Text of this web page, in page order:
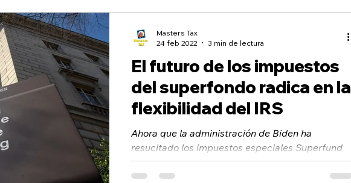
El futuro de los impuestos
del superfondo radica en la
flexibilidad del IRS
Ahora que la administración de Biden ha
resucitado los impuestos especiales Superfund
sobre docenas de productos químicos y
sustancias...
Masters Tax
24 feb 2022
3 min de lectura